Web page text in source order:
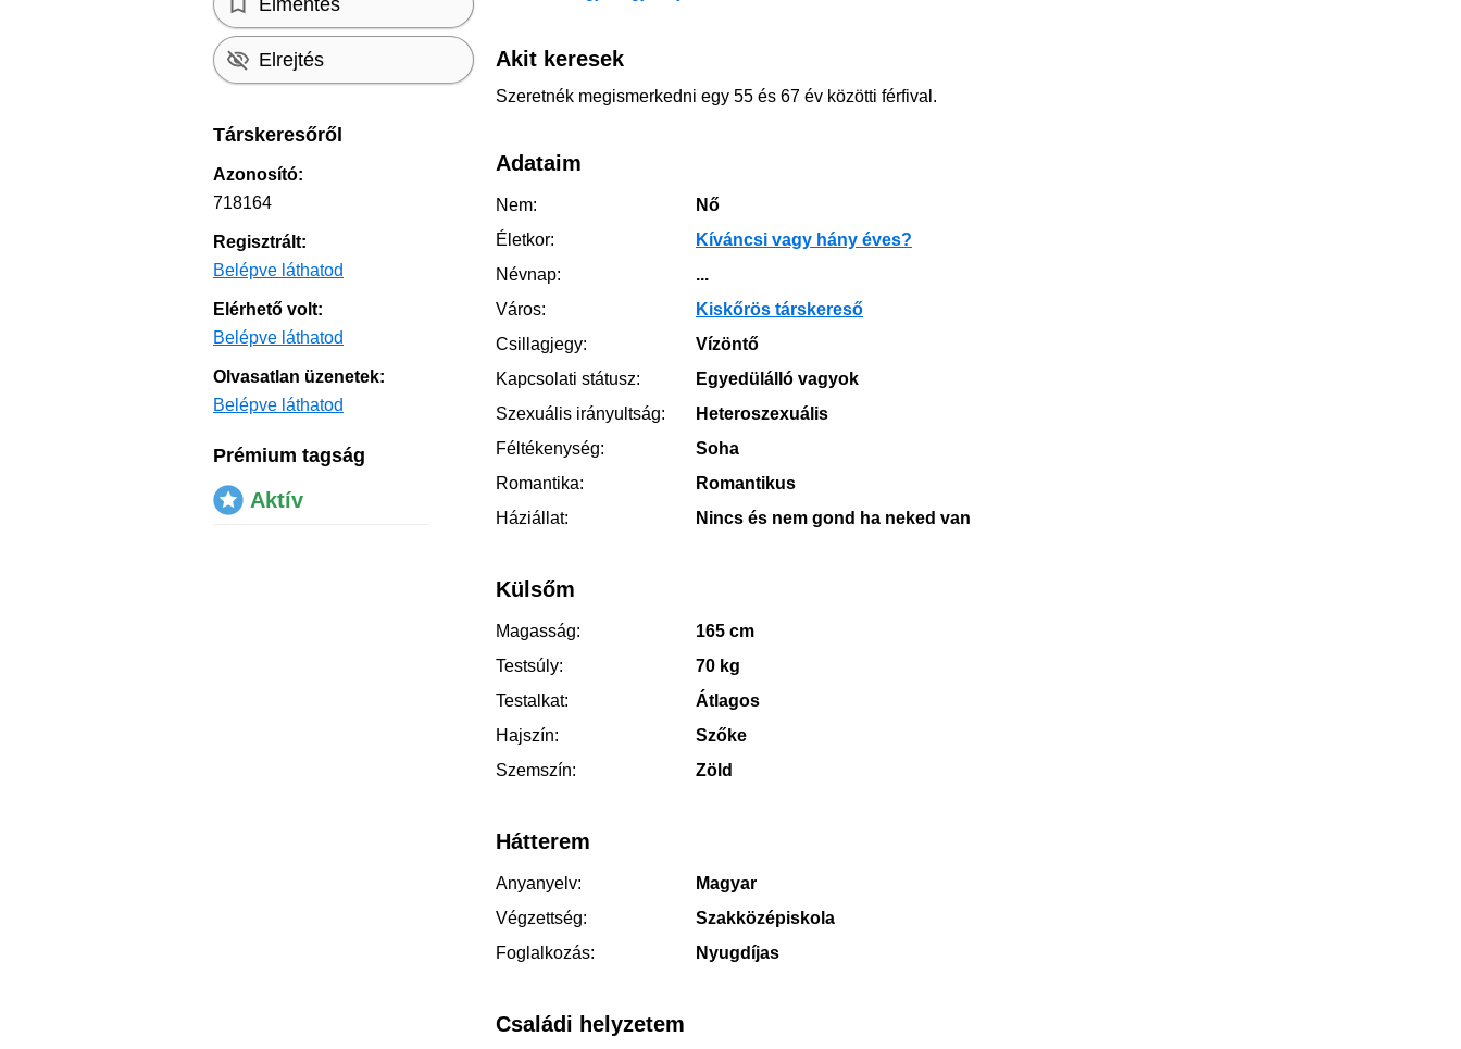
Akit keresek
Szeretnék megismerkedni egy 55 és 67 év közötti férfival.
Adataim
Nem:
Nő
Életkor:
Kíváncsi vagy hány éves?
Névnap:
...
Város:
Kiskőrös társkereső
Csillagjegy:
Vízöntő
Kapcsolati státusz:
Egyedülálló vagyok
Szexuális irányultság:
Heteroszexuális
Féltékenység:
Soha
Romantika:
Romantikus
Háziállat:
Nincs és nem gond ha neked van
Külsőm
Magasság:
165 cm
Testsúly:
70 kg
Testalkat:
Átlagos
Hajszín:
Szőke
Szemszín:
Zöld
Hátterem
Anyanyelv:
Magyar
Végzettség:
Szakközépiskola
Foglalkozás:
Nyugdíjas
Családi helyzetem
Elmentés
Elrejtés
Társkeresőről
Azonosító:
718164
Regisztrált:
Belépve láthatod
Elérhető volt:
Belépve láthatod
Olvasatlan üzenetek:
Belépve láthatod
Prémium tagság
Aktív